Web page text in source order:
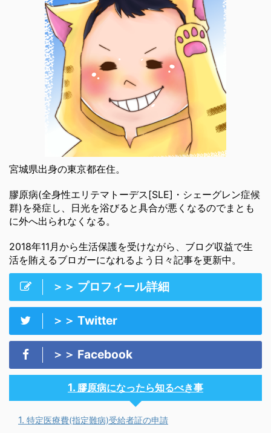
宮城県出身の東京都在住。
膠原病(全身性エリテマトーデス[SLE]・シェーグレン症候
群)を発症し、日光を浴びると具合が悪くなるのでまとも
に外へ出られなくなる。
2018年11月から生活保護を受けながら、ブログ収益で生
活を賄えるブロガーになれるよう日々記事を更新中。
＞＞ プロフィール詳細
＞＞ Twitter
＞＞ Facebook
膠原病になったら知るべき事
特定医療費(指定難病)受給者証の申請